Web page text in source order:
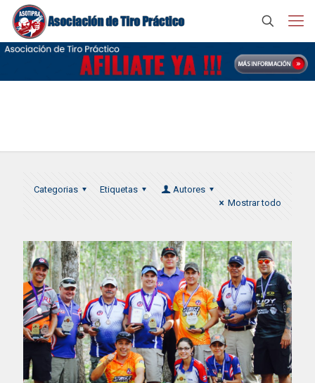
Categorias Etiquetas
Autores
Mostrar todo